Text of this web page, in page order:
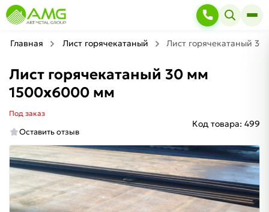
Главная Лист горячекатаный Лист горячекатаный
Лист горячекатаный 30 мм
1500х6000 мм
Под заказ
Оставить отзыв
Код товара: 499